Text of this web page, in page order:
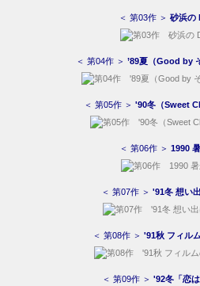
＜ 第03作 ＞ 砂浜の
＜ 第04作 ＞ ’89夏（Good by
＜ 第05作 ＞ '90冬（Sweet
＜ 第06作 ＞ 1990
＜ 第07作 ＞ '91冬 想い
＜ 第08作 ＞ '91秋 フィル
＜ 第09作 ＞ '92冬「恋は